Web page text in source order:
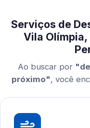
Serviços de
Vila Olímpia,
Ao buscar por
próximo", você